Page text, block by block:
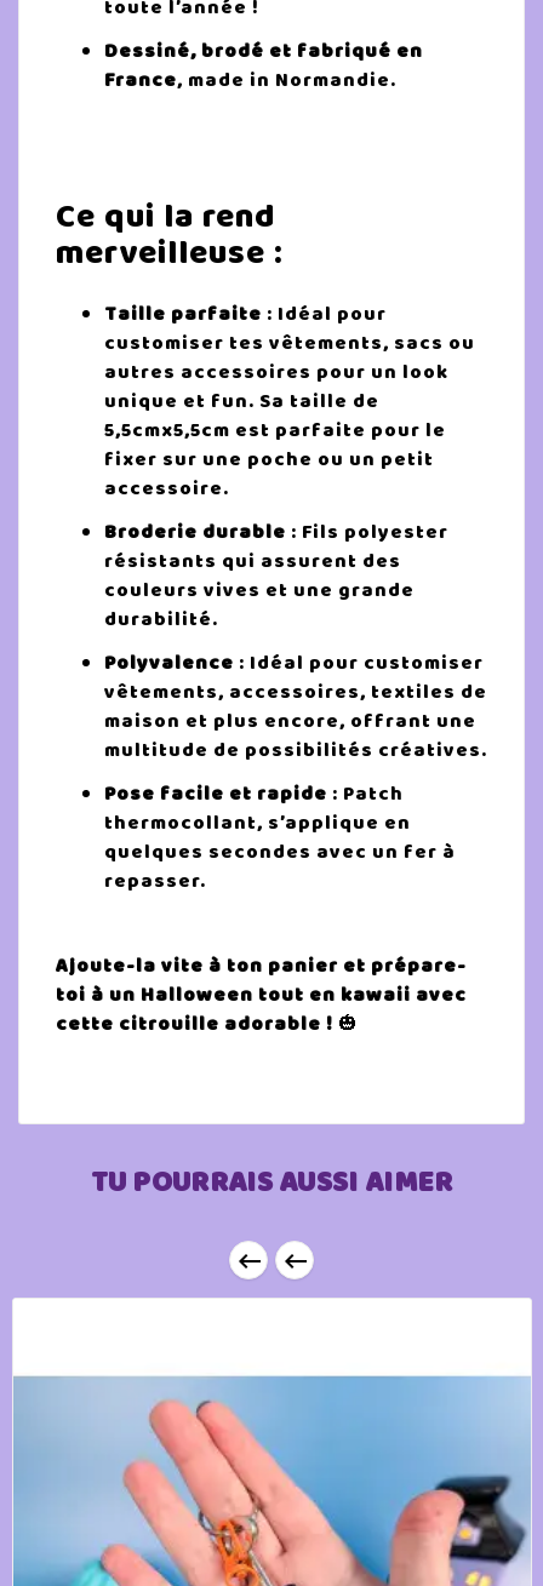
toute l’année !
Dessiné, brodé et fabriqué en
France, made in Normandie.
Ce qui la rend
merveilleuse :
Taille parfaite : Idéal pour
customiser tes vêtements, sacs ou
autres accessoires pour un look
unique et fun. Sa taille de
5,5cmx5,5cm est parfaite pour le
fixer sur une poche ou un petit
accessoire.
Broderie durable : Fils polyester
résistants qui assurent des
couleurs vives et une grande
durabilité.
Polyvalence : Idéal pour customiser
vêtements, accessoires, textiles de
maison et plus encore, offrant une
multitude de possibilités créatives.
Pose facile et rapide : Patch
thermocollant, s’applique en
quelques secondes avec un fer à
repasser.
Ajoute-la vite à ton panier et prépare-
toi à un Halloween tout en kawaii avec
cette citrouille adorable ! 🎃
TU POURRAIS AUSSI AIMER
 